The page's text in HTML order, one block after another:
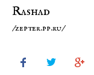
Rashad
/zepter.pp.ru/
  